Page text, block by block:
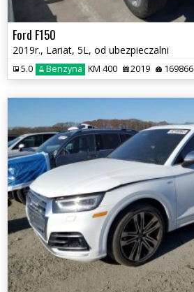
Ford F150
2019r., Lariat, 5L, od ubezpieczalni
5.0 Benzyna KM 400 2019 169866